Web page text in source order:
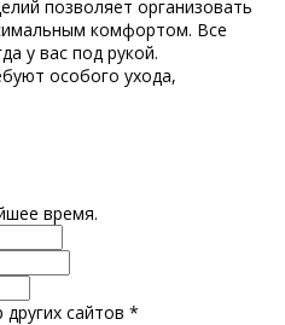
позволяет организовать
комфортом. Все
у вас под рукой.
особого ухода,
время.
сайтов *